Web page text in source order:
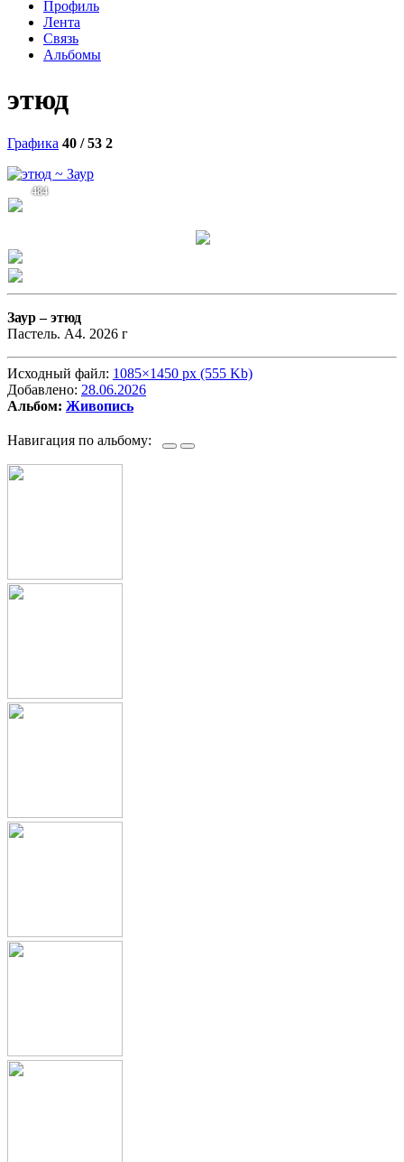
Профиль
Лента
Связь
Альбомы
этюд
Графика 40 / 53 2
484
Заур –этюд
Пастель. А4. 2026 г
Исходный файл: 1085×1450 px (555 Kb)
Добавлено: 28.06.2026
Альбом: Живопись
Навигация по альбому: